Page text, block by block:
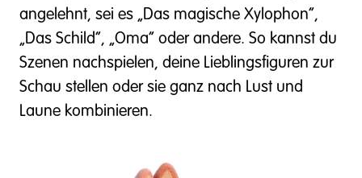
angelehnt, sei es „Das magische Xylophon“,
„Das Schild“, „Oma“ oder andere. So kannst du
Szenen nachspielen, deine Lieblingsfiguren zur
Schau stellen oder sie ganz nach Lust und
Laune kombinieren.